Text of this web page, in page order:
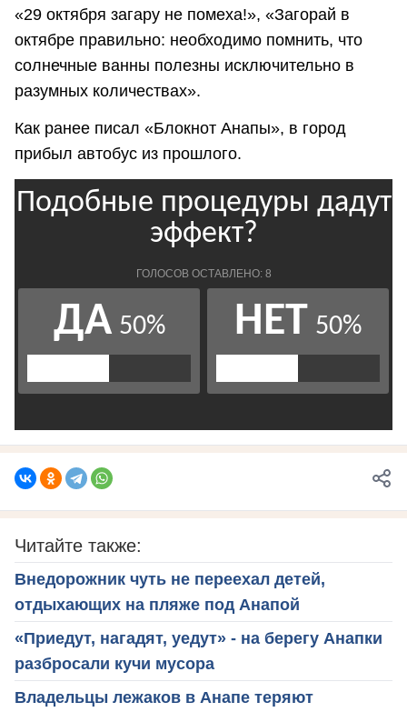
«29 октября загару не помеха!», «Загорай в
октябре правильно: необходимо помнить, что
солнечные ванны полезны исключительно в
разумных количествах».
Как ранее писал «Блокнот Анапы», в город
прибыл автобус из прошлого.
Читайте также:
Внедорожник чуть не переехал детей,
отдыхающих на пляже под Анапой
«Приедут, нагадят, уедут» - на берегу Анапки
разбросали кучи мусора
Владельцы лежаков в Анапе теряют